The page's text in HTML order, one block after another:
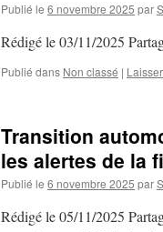
Publié le 6 novembre 2025 par
Rédigé le 03/11/2025
Publié dans Non classé |
Transition
les alertes de la
Publié le 6 novembre 2025 par
Rédigé le 05/11/2025